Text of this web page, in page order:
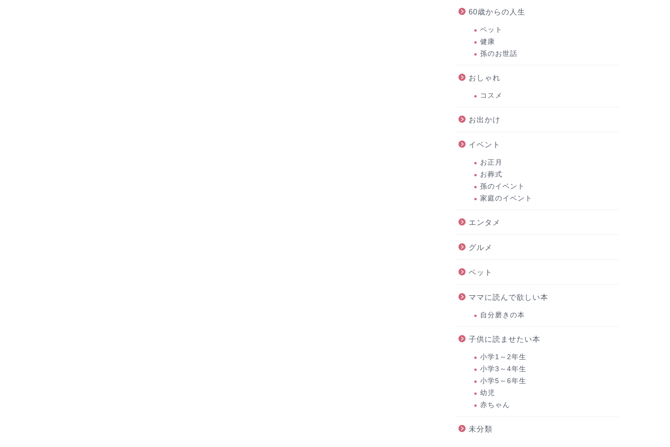
60歳からの人生
ペット
健康
孫のお世話
おしゃれ
コスメ
お出かけ
イベント
お正月
お葬式
孫のイベント
家庭のイベント
エンタメ
グルメ
ペット
ママに読んで欲しい本
自分磨きの本
子供に読ませたい本
小学1～2年生
小学3～4年生
小学5～6年生
幼児
赤ちゃん
未分類